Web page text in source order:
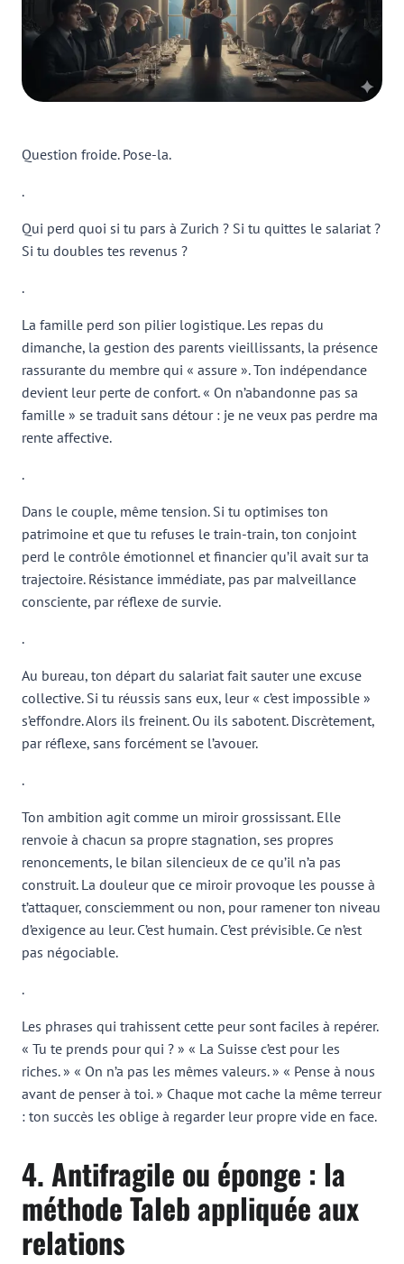
Question froide. Pose-la.
.
Qui perd quoi si tu pars à Zurich ? Si tu quittes le salariat ?
Si tu doubles tes revenus ?
.
La famille perd son pilier logistique. Les repas du
dimanche, la gestion des parents vieillissants, la présence
rassurante du membre qui « assure ». Ton indépendance
devient leur perte de confort. « On n’abandonne pas sa
famille » se traduit sans détour : je ne veux pas perdre ma
rente affective.
.
Dans le couple, même tension. Si tu optimises ton
patrimoine et que tu refuses le train-train, ton conjoint
perd le contrôle émotionnel et financier qu’il avait sur ta
trajectoire. Résistance immédiate, pas par malveillance
consciente, par réflexe de survie.
.
Au bureau, ton départ du salariat fait sauter une excuse
collective. Si tu réussis sans eux, leur « c’est impossible »
s’effondre. Alors ils freinent. Ou ils sabotent. Discrètement,
par réflexe, sans forcément se l’avouer.
.
Ton ambition agit comme un miroir grossissant. Elle
renvoie à chacun sa propre stagnation, ses propres
renoncements, le bilan silencieux de ce qu’il n’a pas
construit. La douleur que ce miroir provoque les pousse à
t’attaquer, consciemment ou non, pour ramener ton niveau
d’exigence au leur. C’est humain. C’est prévisible. Ce n’est
pas négociable.
.
Les phrases qui trahissent cette peur sont faciles à repérer.
« Tu te prends pour qui ? » « La Suisse c’est pour les
riches. » « On n’a pas les mêmes valeurs. » « Pense à nous
avant de penser à toi. » Chaque mot cache la même terreur
: ton succès les oblige à regarder leur propre vide en face.
4. Antifragile ou éponge : la
méthode Taleb appliquée aux
relations